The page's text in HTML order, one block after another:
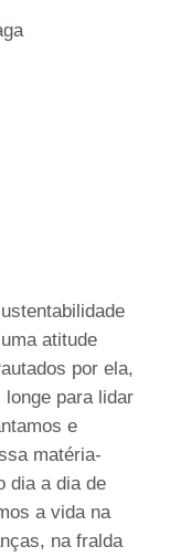
atitude
por ela,
para lidar
e
matéria-
dia a dia de
a vida na
na fralda